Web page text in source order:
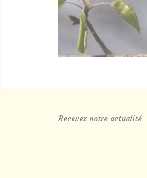
Recevez notre actualité